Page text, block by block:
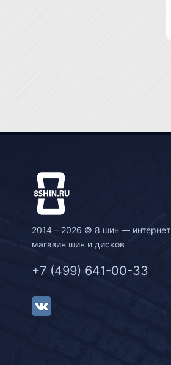
2014 – 2026 © 8 шин — интернет
магазин шин и дисков
+7 (499) 641-00-33